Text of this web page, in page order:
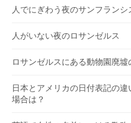
人でにぎわう夜のサンフランシ
人がいない夜のロサンゼルス
ロサンゼルスにある動物園廃
日本とアメリカの日付表記の
場合は？